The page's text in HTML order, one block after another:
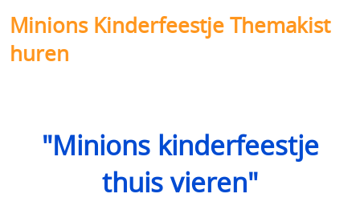
Contact
Gastenboek
Reacties van klanten
Tips kinderfeestjes
Minions Kinderfeestje Themakist
huren
"Minions kinderfeestje
thuis vieren"